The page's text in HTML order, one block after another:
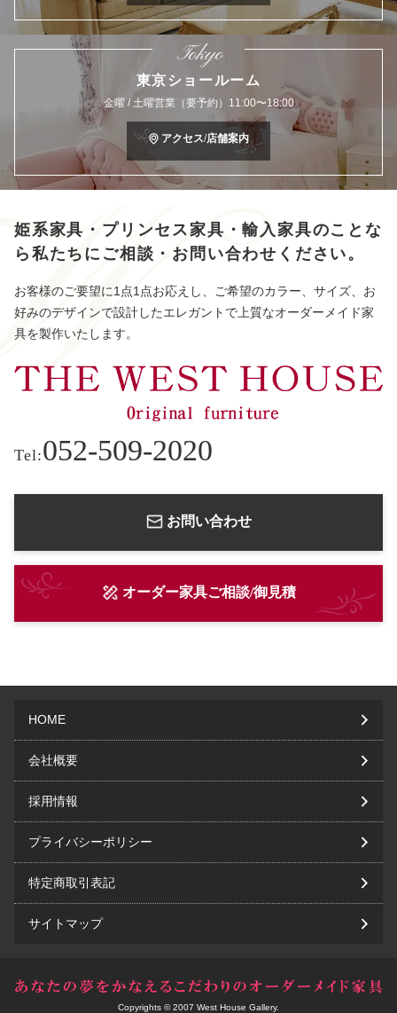
Tokyo
東京ショールーム
金曜 / 土曜営業（要予約）11:00〜18:00
アクセス/店舗案内
姫系家具・プリンセス家具・輸入家具のことな
ら 私たちにご相談・お問い合わせください。
お客様のご要望に1点1点お応えし、ご希望のカラー、サイズ、お
好みのデザインで設計したエレガントで上質なオーダーメイド家
具を製作いたします。
Tel:052-509-2020
お問い合わせ
オーダー家具ご相談/御見積
HOME
会社概要
採用情報
プライバシーポリシー
特定商取引表記
サイトマップ
Copyrights © 2007 West House Gallery.